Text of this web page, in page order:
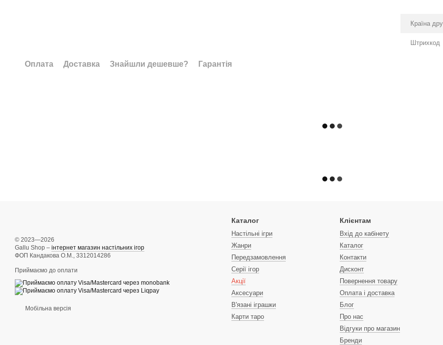
Країна
Штрихкод
Оплата Доставка Знайшли дешевше? Гарантія
© 2023—2026
Gallu Shop – інтернет магазин настільних ігор
ФОП Кандакова О.М., 3312014286
Приймаємо до оплати
Мобільна версія
Каталог
Настільні ігри
Жанри
Передзамовлення
Серії ігор
Акції
Аксесуари
В'язані іграшки
Карти таро
Клієнтам
Вхід до кабінету
Каталог
Контакти
Дисконт
Повернення товару
Оплата і доставка
Блог
Про нас
Відгуки про магазин
Бренди